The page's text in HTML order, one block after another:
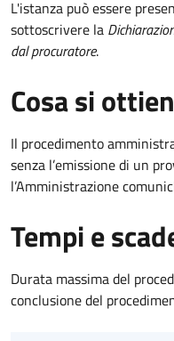
L'istanza può essere
sottoscrivere la
dal procuratore.
Cosa si
Il procedimento
senza l’emissione di un
l’Amministrazione
Tempi e
Durata massima del
conclusione del